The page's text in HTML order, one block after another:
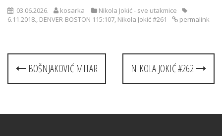
03.06.2026. kosarka
Nikola Jokić - sve utakmice
6.11.2018., DENVER-BOSTON 115:107, Nikola Jokić #261 permalink
Post
navigation
BOŠNJAKOVIĆ MITAR NIKOLA JOKIĆ #262